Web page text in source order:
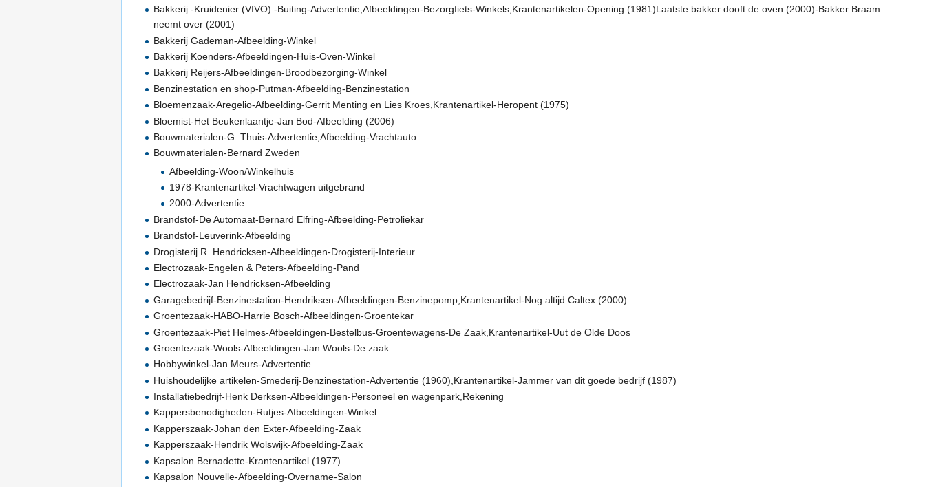
Bakkerij -Kruidenier (VIVO) -Buiting-Advertentie,Afbeeldingen-Bezorgfiets-Winkels,Krantenartikelen-Opening (1981)Laatste bakker dooft de oven (2000)-Bakker Braam
neemt over (2001)
Bakkerij Gademan-Afbeelding-Winkel
Bakkerij Koenders-Afbeeldingen-Huis-Oven-Winkel
Bakkerij Reijers-Afbeeldingen-Broodbezorging-Winkel
Benzinestation en shop-Putman-Afbeelding-Benzinestation
Bloemenzaak-Aregelio-Afbeelding-Gerrit Menting en Lies Kroes,Krantenartikel-Heropent (1975)
Bloemist-Het Beukenlaantje-Jan Bod-Afbeelding (2006)
Bouwmaterialen-G. Thuis-Advertentie,Afbeelding-Vrachtauto
Bouwmaterialen-Bernard Zweden
Afbeelding-Woon/Winkelhuis
1978-Krantenartikel-Vrachtwagen uitgebrand
2000-Advertentie
Brandstof-De Automaat-Bernard Elfring-Afbeelding-Petroliekar
Brandstof-Leuverink-Afbeelding
Drogisterij R. Hendricksen-Afbeeldingen-Drogisterij-Interieur
Electrozaak-Engelen & Peters-Afbeelding-Pand
Electrozaak-Jan Hendricksen-Afbeelding
Garagebedrijf-Benzinestation-Hendriksen-Afbeeldingen-Benzinepomp,Krantenartikel-Nog altijd Caltex (2000)
Groentezaak-HABO-Harrie Bosch-Afbeeldingen-Groentekar
Groentezaak-Piet Helmes-Afbeeldingen-Bestelbus-Groentewagens-De Zaak,Krantenartikel-Uut de Olde Doos
Groentezaak-Wools-Afbeeldingen-Jan Wools-De zaak
Hobbywinkel-Jan Meurs-Advertentie
Huishoudelijke artikelen-Smederij-Benzinestation-Advertentie (1960),Krantenartikel-Jammer van dit goede bedrijf (1987)
Installatiebedrijf-Henk Derksen-Afbeeldingen-Personeel en wagenpark,Rekening
Kappersbenodigheden-Rutjes-Afbeeldingen-Winkel
Kapperszaak-Johan den Exter-Afbeelding-Zaak
Kapperszaak-Hendrik Wolswijk-Afbeelding-Zaak
Kapsalon Bernadette-Krantenartikel (1977)
Kapsalon Nouvelle-Afbeelding-Overname-Salon